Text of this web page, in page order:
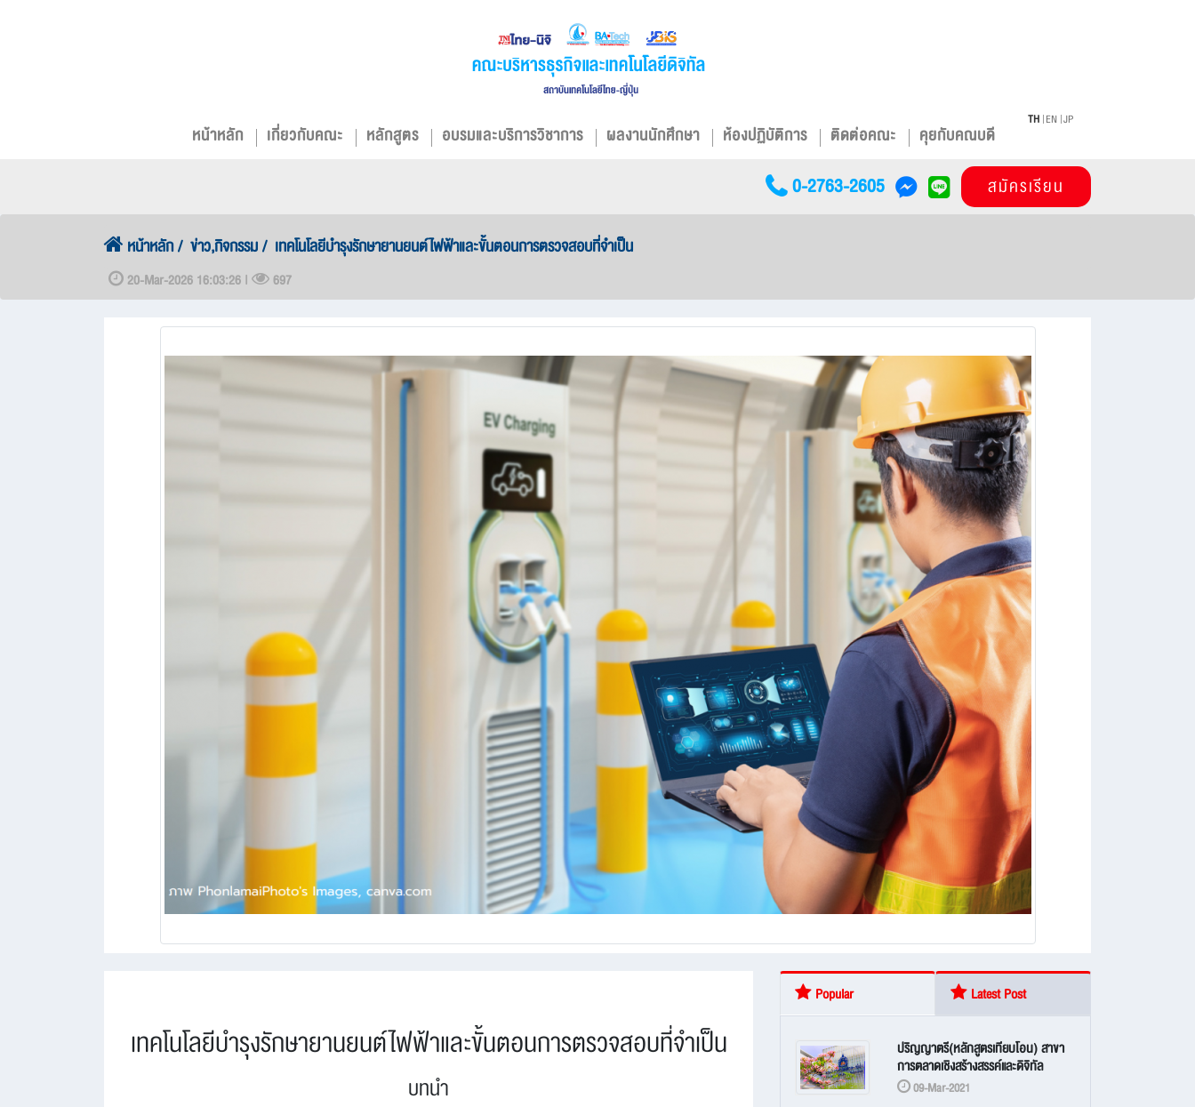
หน้าหลัก เกี่ยวกับคณะ หลักสูตร อบรมและบริการวิชาการ ผลงานนักศึกษา ห้องปฏิบัติการ ติดต่อคณะ คุยกับคณบดี
TH EN JP
0-2763-2605 สมัครเรียน
หน้าหลัก ข่าว,กิจกรรม เทคโนโลยีบำรุงรักษายานยนต์ไฟฟ้าและขั้นตอนการตรวจสอบที่จำเป็น
20-Mar-2026 16:03:26 | 697
เทคโนโลยีบำรุงรักษายานยนต์ไฟฟ้าและขั้นตอนการตรวจสอบที่จำเป็น
บทนำ
Popular Latest Post
ปริญญาตรี(หลักสูตรเทียบโอน) สาขา
การตลาดเชิงสร้างสรรค์และดิจิทัล
09-Mar-2021